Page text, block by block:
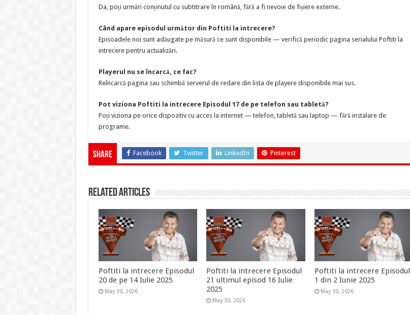
Da, poți urmări conținutul cu subtitrare în română, fără a fi nevoie de fișiere externe.
Când apare episodul următor din Poftiti la intrecere?
Episoadele noi sunt adăugate pe măsură ce sunt disponibile — verifică periodic pagina serialului Poftiti la
intrecere pentru actualizări.
Playerul nu se încarcă, ce fac?
Reîncarcă pagina sau schimbă serverul de redare din lista de playere disponibile mai sus.
Pot viziona Poftiti la intrecere Episodul 17 de pe telefon sau tabletă?
Poți viziona pe orice dispozitiv cu acces la internet — telefon, tabletă sau laptop — fără instalare de
programe.
Share Facebook Twitter LinkedIn Pinterest
Related Articles
Poftiti la intrecere Episodul
20 de pe 14 Iulie 2025
May 30, 2026
Poftiti la intrecere Episodul
21 ultimul episod 16 Iulie
2025
May 30, 2026
Poftiti la intrecere Episodul
1 din 2 Iunie 2025
May 30, 2026